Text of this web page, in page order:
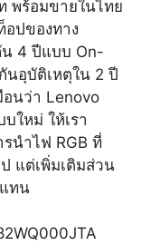
พร้อมขายในไทย
อปของทาง
น 4 ปีแบบ On-
นอุบัติเหตุใน 2 ปี
นว่า Lenovo
ใหม่ ให้เรา
นำไฟ RGB ที่
แต่เพิ่มเติมส่วน
ทน